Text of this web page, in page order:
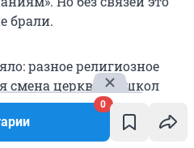
0
брали.
разное религиозное
смена церквей и школ
Главное, у нас не было
держится почти всё.
с системой.